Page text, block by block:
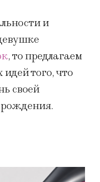
и
, то предлагаем
того, что
своей
рождения.